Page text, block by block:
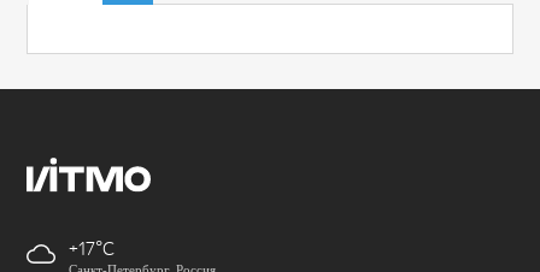
+17
Санкт-Петербург, Россия